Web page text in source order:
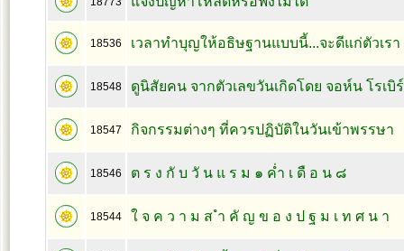
18536 เวลาทำบุญให้อธิษฐานแบบนี้...จะดีแก่ตัวเรา
18548 ดูนิสัยคน จากตัวเลขวันเกิดโดย จอห์น โรเบิ
18547 กิจกรรมต่างๆ ที่ควรปฏิบัติในวันเข้าพรรษา
18546 ต ร ง กั บ วั น แ ร ม ๑ ค่ำ เ ดื อ น ๘
18544 ใ จ ค ว า ม ส ำ คั ญ ข อ ง ป ฐ ม เ ท ศ น า